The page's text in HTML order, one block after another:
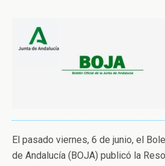
El pasado viernes, 6 de junio, el
de Andalucía (BOJA) publicó la